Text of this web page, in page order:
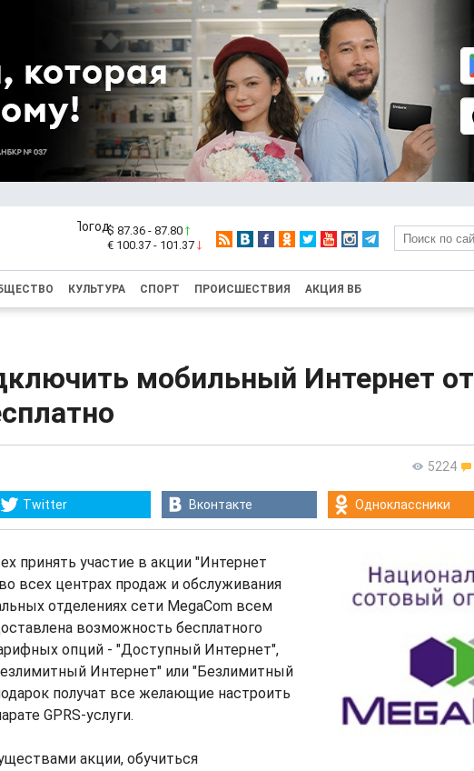
$ 87.36 - 87.80
€ 100.37 - 101.37
КУЛЬТУРА СПОРТ ПРОИСШЕСТВИЯ АКЦИЯ ВБ
мобильный Интернет от
5224
Twitter Вконтакте Одноклассники
принять участие в акции "Интернет
всех центрах продаж и обслуживания
отделениях сети MegaCom всем
возможность бесплатного
опций - "Доступный Интернет",
Интернет" или "Безлимитный
получат все желающие настроить
GPRS-услуги.
акции, обучиться